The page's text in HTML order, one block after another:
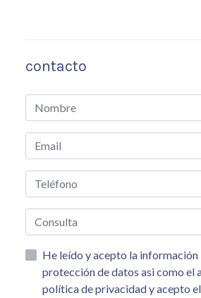
contacto
He leído y acepto la información básica sobre
protección de datos asi como el aviso legal y la
política de privacidad y acepto el tratamiento de